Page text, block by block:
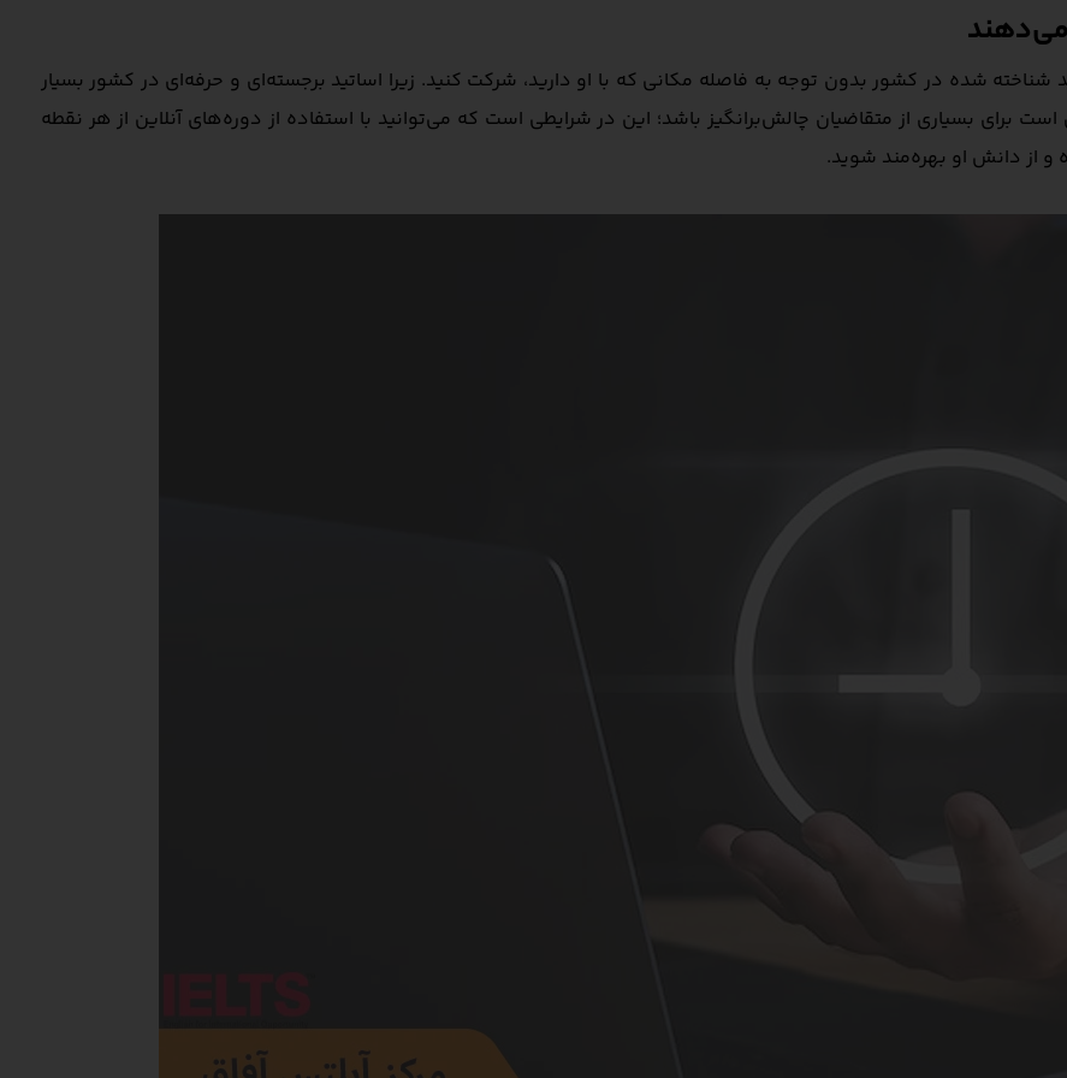
شده در کشور بدون توجه به فاصله مکانی که با او دارید، شرکت کنید. زیرا اساتید برجسته‌ای و حرفه‌ای در کشور بسیار
برای بسیاری از متقاضیان چالش‌برانگیز باشد؛ این در شرایطی است که می‌توانید با استفاده از دوره‌های آنلاین از هر نقطه
از دانش او بهره‌مند شوید.